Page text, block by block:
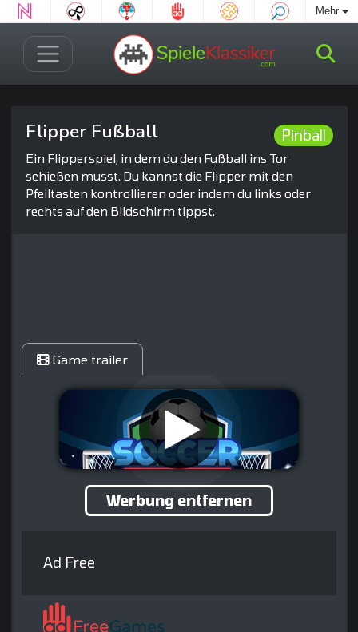
Mehr
Pinball
Flipper Fußball
Ein Flipperspiel, in dem du den Fußball ins Tor
schießen musst. Du kannst die Flipper mit den
Pfeiltasten kontrollieren oder indem du links oder
rechts auf den Bildschirm tippst.
Game trailer
Werbung entfernen
Ad Free